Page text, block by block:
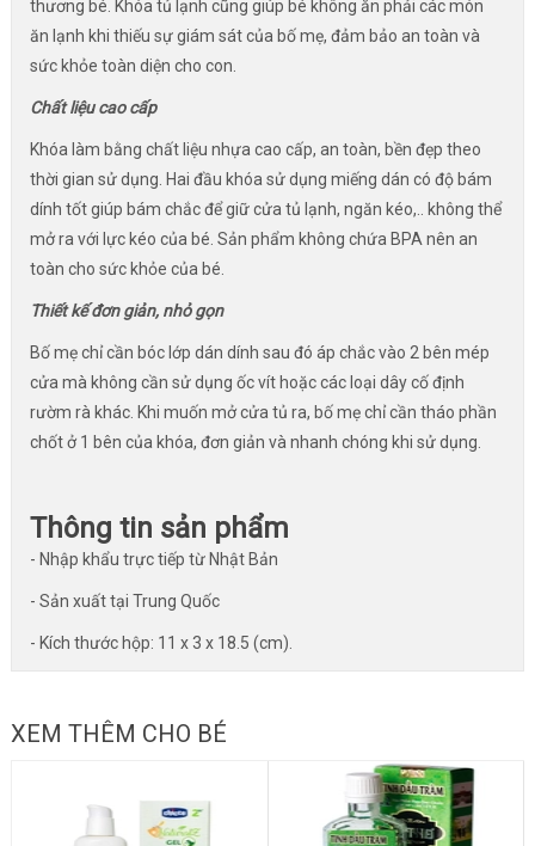
thương bé. Khóa tủ lạnh cũng giúp bé không ăn phải các món
ăn lạnh khi thiếu sự giám sát của bố mẹ, đảm bảo an toàn và
sức khỏe toàn diện cho con.
Chất liệu cao cấp
Khóa làm bằng chất liệu nhựa cao cấp, an toàn, bền đẹp theo
thời gian sử dụng. Hai đầu khóa sử dụng miếng dán có độ bám
dính tốt giúp bám chắc để giữ cửa tủ lạnh, ngăn kéo,.. không thể
mở ra với lực kéo của bé. Sản phẩm không chứa BPA nên an
toàn cho sức khỏe của bé.
Thiết kế đơn giản, nhỏ gọn
Bố mẹ chỉ cần bóc lớp dán dính sau đó áp chắc vào 2 bên mép
cửa mà không cần sử dụng ốc vít hoặc các loại dây cố định
rườm rà khác. Khi muốn mở cửa tủ ra, bố mẹ chỉ cần tháo phần
chốt ở 1 bên của khóa, đơn giản và nhanh chóng khi sử dụng.
Thông tin sản phẩm
- Nhập khẩu trực tiếp từ Nhật Bản
- Sản xuất tại Trung Quốc
- Kích thước hộp: 11 x 3 x 18.5 (cm).
XEM THÊM CHO BÉ